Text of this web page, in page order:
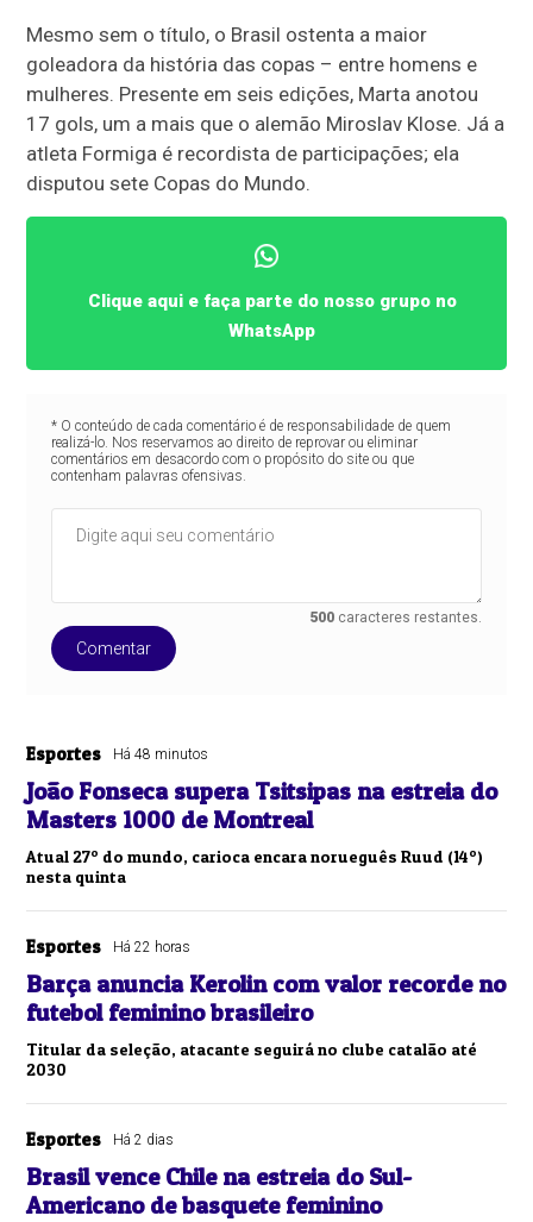
Mesmo sem o título, o Brasil ostenta a maior
goleadora da história das copas – entre homens e
mulheres. Presente em seis edições, Marta anotou
17 gols, um a mais que o alemão Miroslav Klose. Já a
atleta Formiga é recordista de participações; ela
disputou sete Copas do Mundo.
Clique aqui e faça parte do nosso grupo no
WhatsApp
* O conteúdo de cada comentário é de responsabilidade de quem
realizá-lo. Nos reservamos ao direito de reprovar ou eliminar
comentários em desacordo com o propósito do site ou que
contenham palavras ofensivas.
500 caracteres restantes.
Comentar
Esportes Há 48 minutos
João Fonseca supera Tsitsipas na estreia do
Masters 1000 de Montreal
Atual 27º do mundo, carioca encara norueguês Ruud (14º)
nesta quinta
Esportes Há 22 horas
Barça anuncia Kerolin com valor recorde no
futebol feminino brasileiro
Titular da seleção, atacante seguirá no clube catalão até
2030
Esportes Há 2 dias
Brasil vence Chile na estreia do Sul-
Americano de basquete feminino